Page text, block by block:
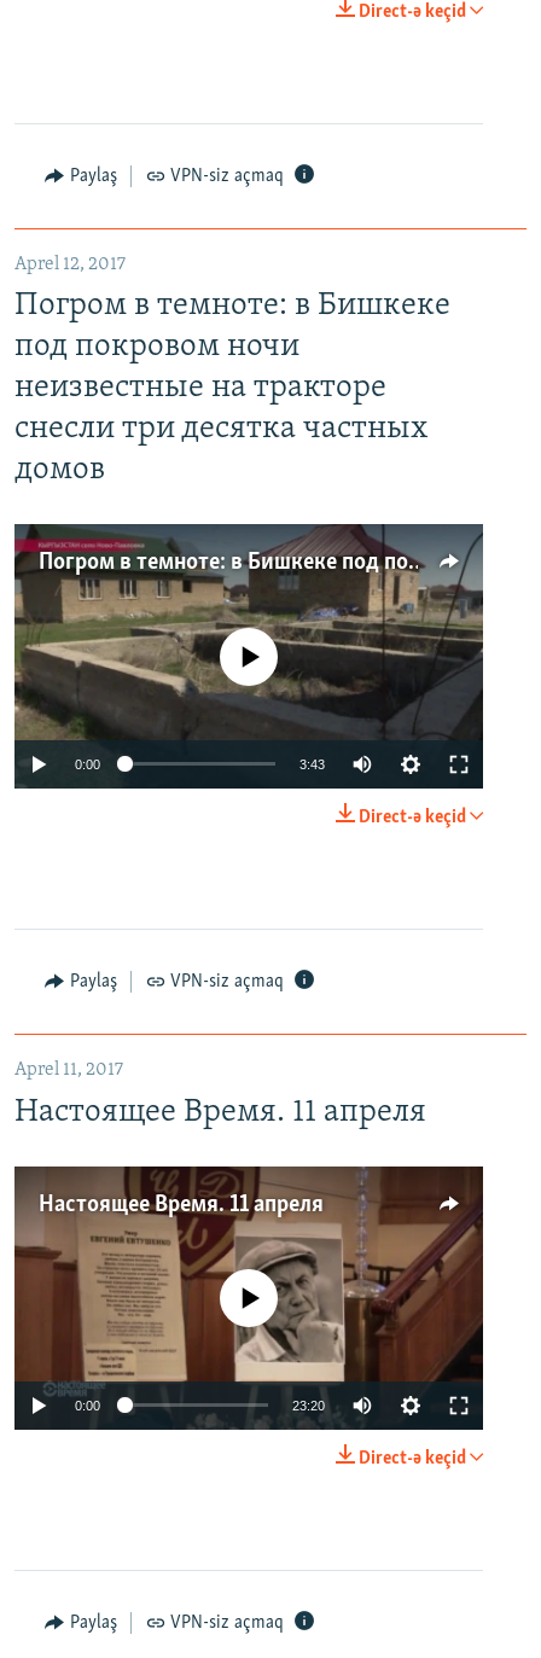
Direct-ə keçid
Paylaş VPN-siz açmaq
Aprel 12, 2017
Погром в темноте: в Бишкеке
под покровом ночи
неизвестные на тракторе
снесли три десятка частных
домов
Погром в темноте: в Бишкеке под покровом ночи неизвестные на тракторе снесли три десятка частных домов
No media source currently available
0:00 3:43
Direct-ə keçid
Paylaş VPN-siz açmaq
Aprel 11, 2017
Настоящее Время. 11 апреля
Настоящее Время. 11 апреля
No media source currently available
0:00 23:20
Direct-ə keçid
Paylaş VPN-siz açmaq